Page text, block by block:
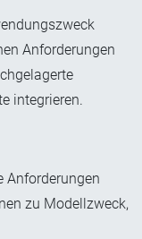
Anforderungen
integrieren.
Anforderungen
zu Modellzweck,